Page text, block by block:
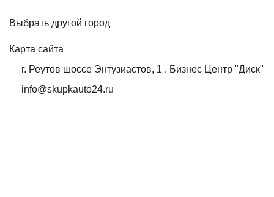
Выбрать другой город
Карта сайта
г. Реутов шоссе Энтузиастов, 1 . Бизнес Центр "Диск"
info@skupkauto24.ru